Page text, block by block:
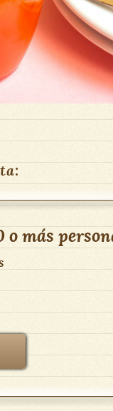
o más